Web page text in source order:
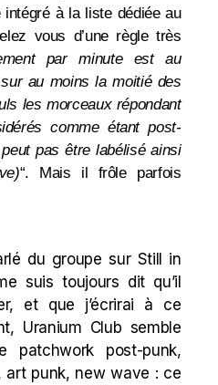
à la liste dédiée au
vous d’une règle très
par minute est au
au moins la moitié des
les morceaux répondant
comme étant post-
pas être labélisé ainsi
“. Mais il frôle parfois
du groupe sur Still in
suis toujours dit qu’il
et que j’écrirai à ce
Uranium Club semble
patchwork post-punk,
art punk, new wave : ce